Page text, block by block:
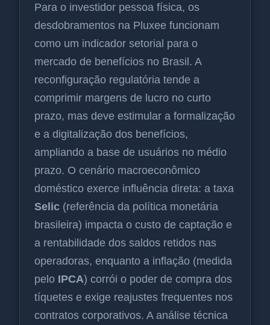
Para o investidor pessoa física, os
desdobramentos na Pluxee funcionam
como um indicador setorial para o
mercado de benefícios no Brasil. A
reconfiguração regulatória tende a
comprimir margens de lucro no curto
prazo, mas deve estimular a formalização
e a digitalização dos benefícios,
ampliando a base de usuários no médio
prazo. O cenário macroeconômico
doméstico exerce influência direta: a taxa
Selic (referência da política monetária
brasileira) impacta o custo de captação e
a rentabilidade dos saldos retidos nas
operadoras, enquanto a inflação (medida
pelo IPCA) corrói o poder de compra dos
tíquetes e exige reajustes frequentes nos
contratos corporativos. A análise técnica